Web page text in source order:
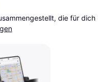
die für dich